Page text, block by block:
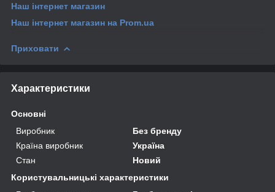
Наш інтернет магазин
Наш інтернет магазин на Prom.ua
Приховати
Характеристики
Основні
Виробник
Без бренду
Країна виробник
Україна
Стан
Новий
Користувальницькі характеристики